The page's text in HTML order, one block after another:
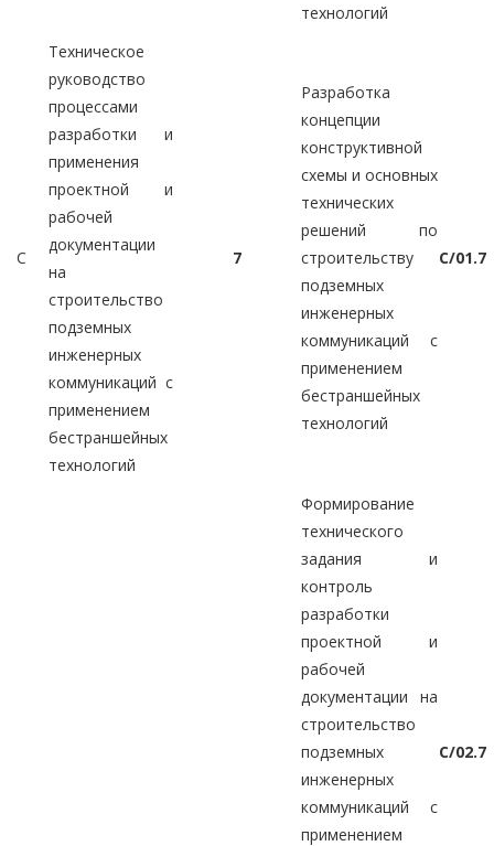
технологий
C
Техническое
руководство
процессами
разработки и
применения
проектной и
рабочей
документации
на
строительство
подземных
инженерных
коммуникаций с
применением
бестраншейных
технологий
7
Разработка
концепции
конструктивной
схемы и основных
технических
решений по
строительству
подземных
инженерных
коммуникаций с
применением
бестраншейных
технологий
C/01.7
Формирование
технического
задания и
контроль
разработки
проектной и
рабочей
документации на
строительство
подземных
инженерных
коммуникаций с
применением
C/02.7